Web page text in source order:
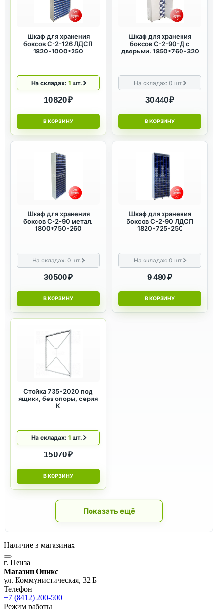
Шкаф для хранения
боксов С-2-126 ЛДСП
1820*1000*250
На складах: 1 шт.
10 820 ₽
В КОРЗИНУ
Шкаф для хранения
боксов С-2-90-Д с
дверьми. 1850*760*320
На складах:0 шт.
30 440 ₽
В КОРЗИНУ
Шкаф для хранения
боксов С-2-90 метал.
1800*750*260
На складах:0 шт.
30 500 ₽
В КОРЗИНУ
Шкаф для хранения
боксов С-2-90 ЛДСП
1820*725*250
На складах:0 шт.
9 480 ₽
В КОРЗИНУ
Стойка 735*2020 под
ящики, без опоры, серия
К
На складах: 1 шт.
15 070 ₽
В КОРЗИНУ
Показать ещё
Наличие в магазинах
г. Пенза
Магазин Оникс
ул. Коммунистическая, 32 Б
Телефон
+7 (8412) 200-500
Режим работы